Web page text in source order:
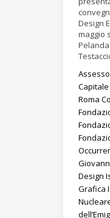
Design
maggio
Capitale
Roma
Design
Grafica